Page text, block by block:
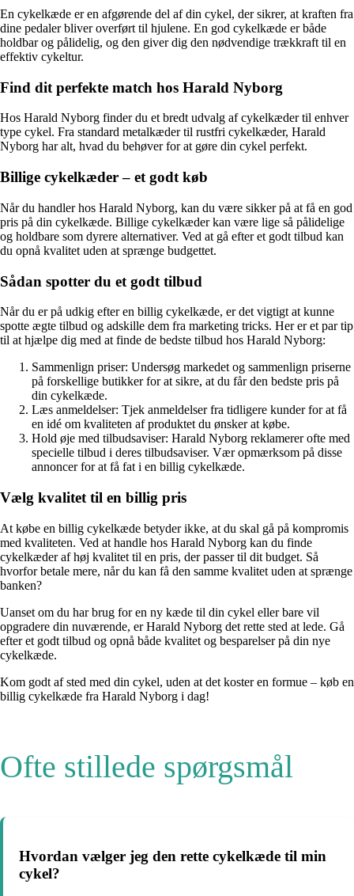
En cykelkæde er en afgørende del af din cykel, der sikrer, at kraften fra
dine pedaler bliver overført til hjulene. En god cykelkæde er både
holdbar og pålidelig, og den giver dig den nødvendige trækkraft til en
effektiv cykeltur.
Find dit perfekte match hos Harald Nyborg
Hos Harald Nyborg finder du et bredt udvalg af cykelkæder til enhver
type cykel. Fra standard metalkæder til rustfri cykelkæder, Harald
Nyborg har alt, hvad du behøver for at gøre din cykel perfekt.
Billige cykelkæder – et godt køb
Når du handler hos Harald Nyborg, kan du være sikker på at få en god
pris på din cykelkæde. Billige cykelkæder kan være lige så pålidelige
og holdbare som dyrere alternativer. Ved at gå efter et godt tilbud kan
du opnå kvalitet uden at sprænge budgettet.
Sådan spotter du et godt tilbud
Når du er på udkig efter en billig cykelkæde, er det vigtigt at kunne
spotte ægte tilbud og adskille dem fra marketing tricks. Her er et par tip
til at hjælpe dig med at finde de bedste tilbud hos Harald Nyborg:
Sammenlign priser: Undersøg markedet og sammenlign priserne
på forskellige butikker for at sikre, at du får den bedste pris på
din cykelkæde.
Læs anmeldelser: Tjek anmeldelser fra tidligere kunder for at få
en idé om kvaliteten af produktet du ønsker at købe.
Hold øje med tilbudsaviser: Harald Nyborg reklamerer ofte med
specielle tilbud i deres tilbudsaviser. Vær opmærksom på disse
annoncer for at få fat i en billig cykelkæde.
Vælg kvalitet til en billig pris
At købe en billig cykelkæde betyder ikke, at du skal gå på kompromis
med kvaliteten. Ved at handle hos Harald Nyborg kan du finde
cykelkæder af høj kvalitet til en pris, der passer til dit budget. Så
hvorfor betale mere, når du kan få den samme kvalitet uden at sprænge
banken?
Uanset om du har brug for en ny kæde til din cykel eller bare vil
opgradere din nuværende, er Harald Nyborg det rette sted at lede. Gå
efter et godt tilbud og opnå både kvalitet og besparelser på din nye
cykelkæde.
Kom godt af sted med din cykel, uden at det koster en formue – køb en
billig cykelkæde fra Harald Nyborg i dag!
Ofte stillede spørgsmål
Hvordan vælger jeg den rette cykelkæde til min
cykel?